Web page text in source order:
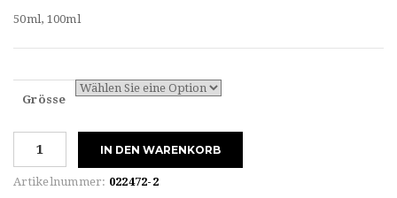
50ml, 100ml
Grösse
HER
IN DEN WARENKORB
Artikelnummer: 022472-2